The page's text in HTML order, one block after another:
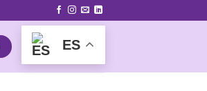
ES